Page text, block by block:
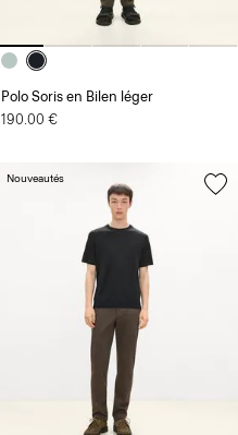
Polo Soris en Bilen léger
190.00 €
Nouveautés